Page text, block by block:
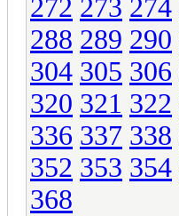
272 273 274
288 289 290
304 305 306
320 321 322
336 337 338
352 353 354
368